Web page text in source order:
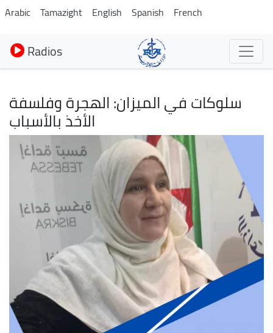
Aller
au
contenu
principal
Arabic Tamazight English Spanish French
Radios
سلوكات في الميزان: الهجرة وفلسفة
الأخذ بالأسباب